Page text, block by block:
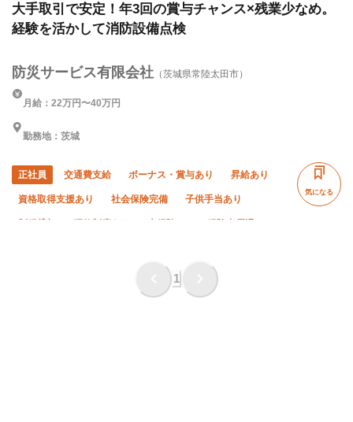
大手取引で安定！年3回の賞与チャンス×残業少なめ。
経験を活かして消防設備点検
防災サービス有限会社 （茨城県常陸太田市）
月給：22万円〜40万円
勤務地：茨城
正社員 交通費支給 ボーナス・賞与あり 昇給あり
資格取得支援あり 社会保険完備 子供手当あり
制服貸与 研修制度あり 未経験OK 経験者優遇
車・バイク通勤OK 夏季休暇
気になる
1